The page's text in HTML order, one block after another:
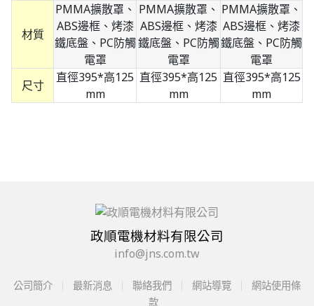
材質
PMMA擴散罩、
ABS邊框、烤漆
鐵底盤、PC防觸
電罩
PMMA擴散罩、
ABS邊框、烤漆
鐵底盤、PC防觸
電罩
PMMA擴散罩、
ABS邊框、烤漆
鐵底盤、PC防觸
電罩
尺寸
直徑395*高125
mm
直徑395*高125
mm
直徑395*高125
mm
政順電機材料有限公司
info@jns.com.tw
公司簡介 最新消息 聯絡我們 網站導覽
網站使用條
款